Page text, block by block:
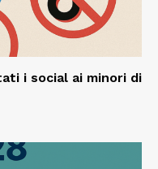
i social ai minori di